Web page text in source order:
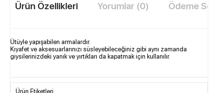
W
h
t
s
a
p
p
D
e
s
e
H
a
t
t
Ürün Özellikleri Yorumlar (0) Ödeme
Ütüyle yapışabilen armalardır.
Kıyafet ve aksesuarlarınızı süsleyebileceğiniz gibi aynı zamanda
giysilerinizdeki yanık ve yırtıkları da kapatmak için kullanılır.
Ürün Etiketleri